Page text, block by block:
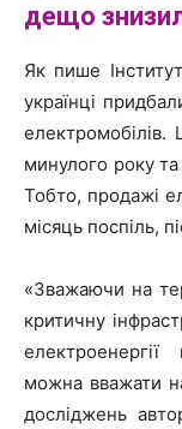
дещо
Як пише
українці
минулого року
Тобто, продажі
місяць поспіль,
«Зважаючи на
критичну
можна вважати
досліджень